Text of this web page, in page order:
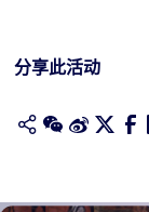
分享此活动